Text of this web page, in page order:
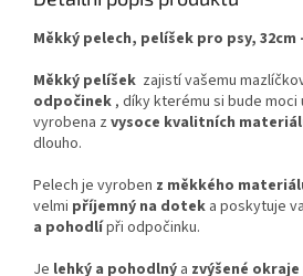
Měkký pelech, pelíšek pro psy, 32cm
Měkký pelíšek zajistí vašemu
odpočinek, díky kterému si bude
vyrobena z vysoce kvalitních
dlouho.
Pelech je vyroben z měkkého
velmi příjemný na dotek a poskytuje
a pohodlípři odpočinku.
Je lehký a pohodlný a zvýšené okraje